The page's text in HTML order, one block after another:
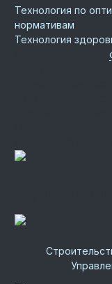
Технология по
нормативам
Технология